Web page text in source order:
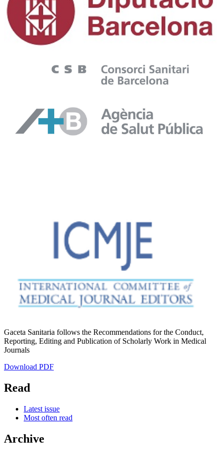
Gaceta Sanitaria follows the Recommendations for the Conduct,
Reporting, Editing and Publication of Scholarly Work in Medical
Journals
Download PDF
Read
Latest issue
Most often read
Archive